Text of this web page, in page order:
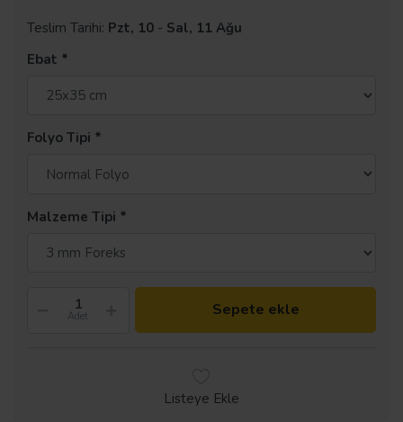
Teslim Tarihi: Pzt, 10 - Sal, 11 Ağu
Ebat
Folyo Tipi
Malzeme Tipi
Adet Sepete ekle
Listeye Ekle